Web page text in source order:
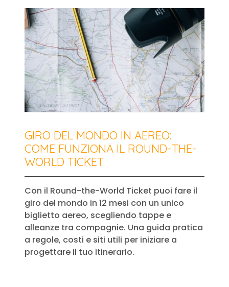
GIRO DEL MONDO IN AEREO:
COME FUNZIONA IL ROUND-THE-
WORLD TICKET
Con il Round-the-World Ticket puoi fare il
giro del mondo in 12 mesi con un unico
biglietto aereo, scegliendo tappe e
alleanze tra compagnie. Una guida pratica
a regole, costi e siti utili per iniziare a
progettare il tuo itinerario.